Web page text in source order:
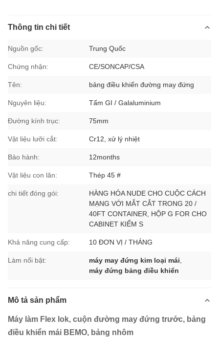
Thông tin chi tiết
Nguồn gốc: Trung Quốc
Chứng nhận: CE/SONCAP/CSA
Tên: bảng điều khiển đường may đứng
Nguyên liệu: Tấm GI / Galaluminium
Đường kính trục: 75mm
Vật liệu lưỡi cắt: Cr12, xử lý nhiệt
Bảo hành: 12months
Vật liệu con lăn: Thép 45 #
chi tiết đóng gói:
HÀNG HÓA NUDE CHO CUỘC CÁCH
MẠNG VỚI MẮT CẮT TRONG 20 /
40FT CONTAINER, HỘP G FOR CHO
CABINET KIỂM S
Khả năng cung cấp: 10 ĐƠN VỊ / THÁNG
Làm nổi bật: máy may đứng kim loại mái
máy đứng bảng điều khiển
Mô tả sản phẩm
Máy làm Flex lok, cuộn đường may đứng trước, bảng
điều khiển mái BEMO, bảng nhôm